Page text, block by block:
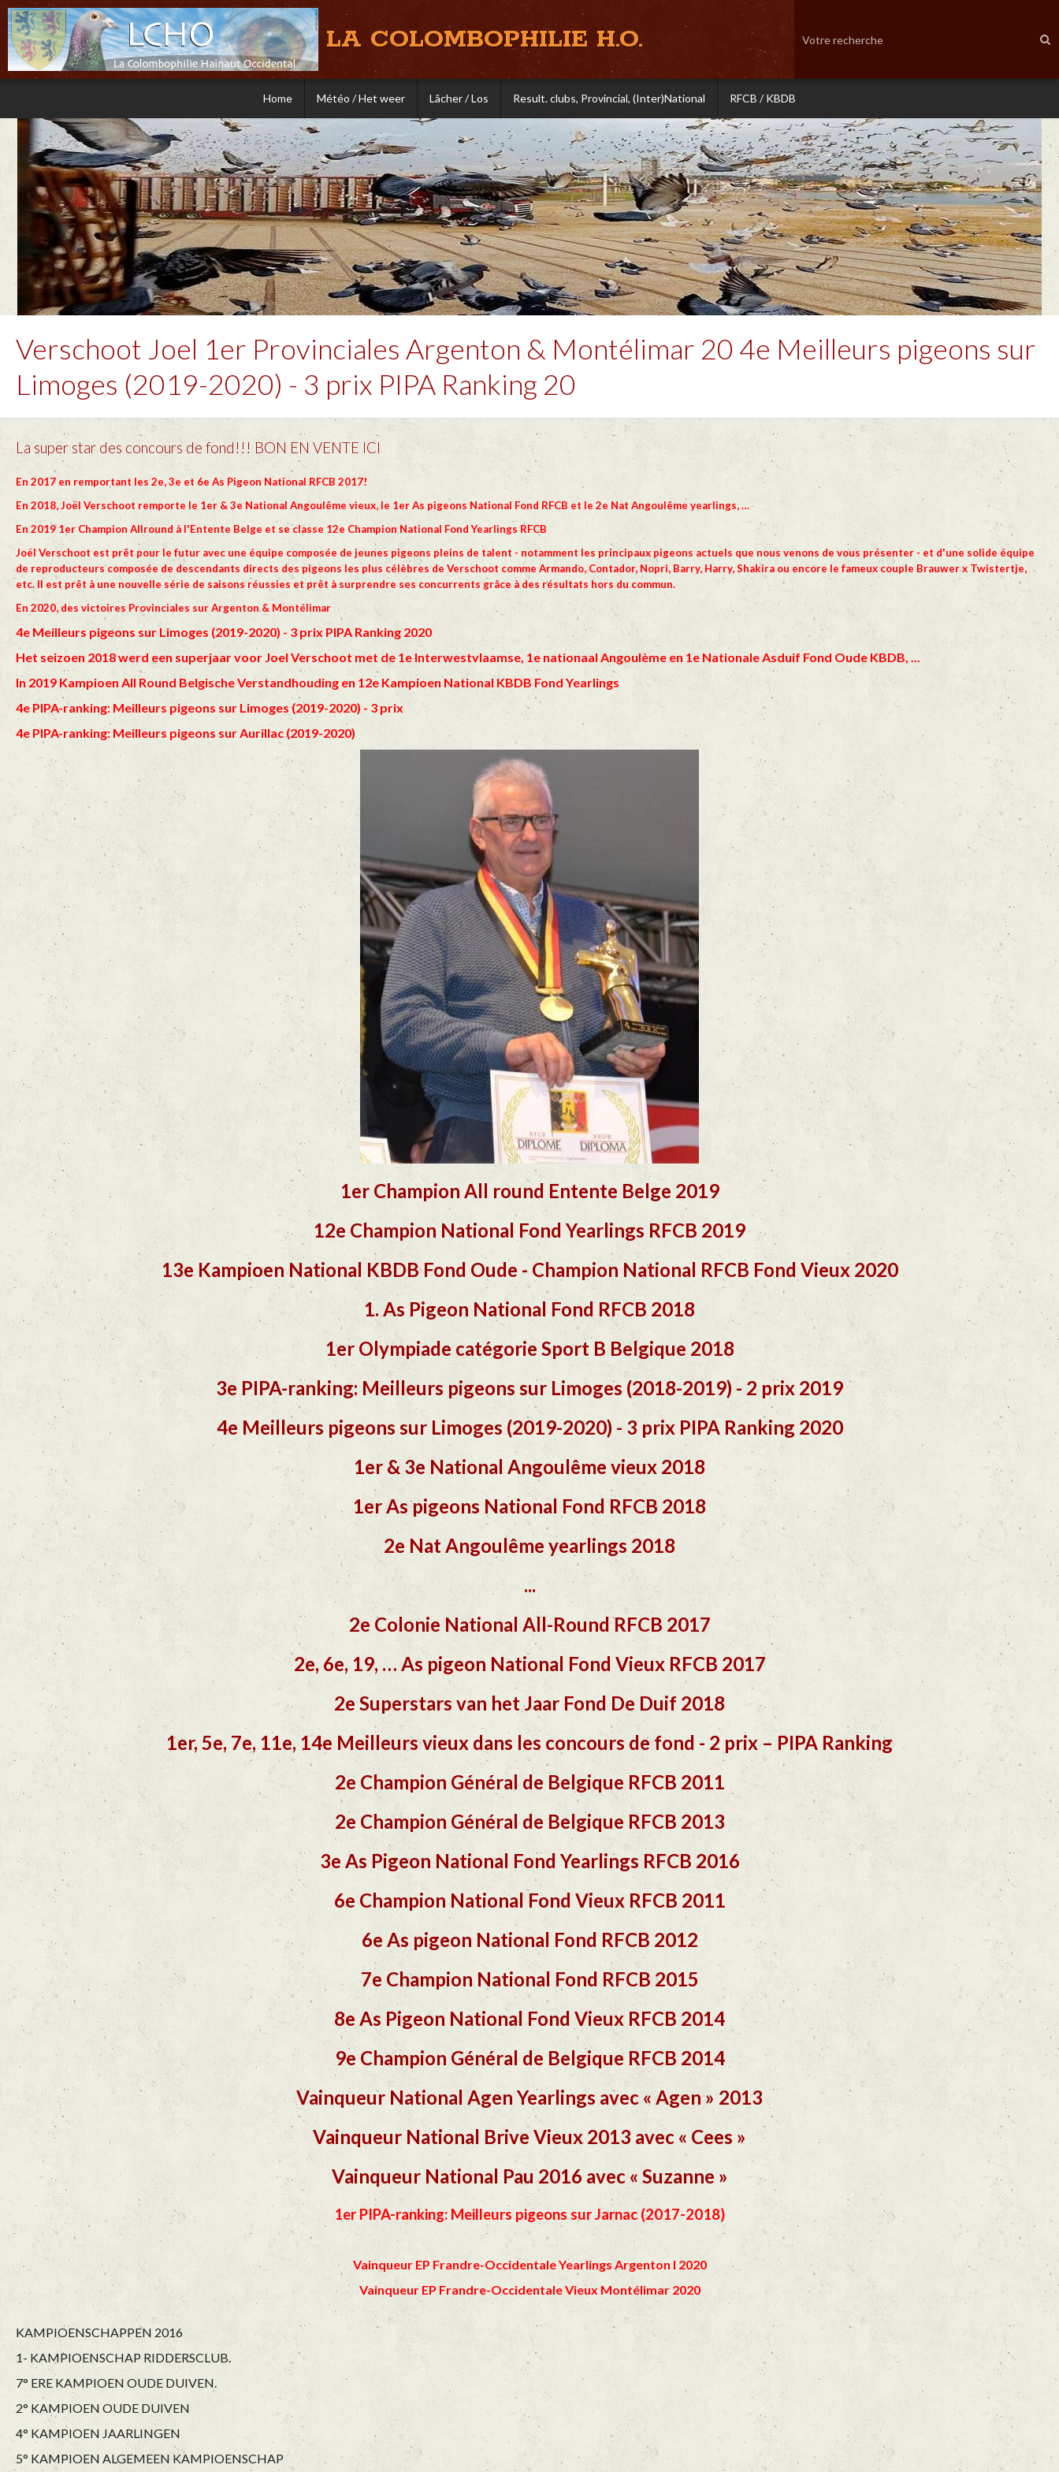
LA COLOMBOPHILIE H.O.
Home Météo / Het weer Lâcher / Los Result. clubs, Provincial, (Inter)National RFCB / KBDB
Verschoot Joel 1er Provinciales Argenton & Montélimar 20 4e Meilleurs pigeons sur
Limoges (2019-2020) - 3 prix PIPA Ranking 20
La super star des concours de fond!!! BON EN VENTE ICI
En 2017 en remportant les 2e, 3e et 6e As Pigeon National RFCB 2017!
En 2018, Joël Verschoot remporte le 1er & 3e National Angoulême vieux, le 1er As pigeons National Fond RFCB et le 2e Nat Angoulême yearlings, …
En 2019 1er Champion Allround à l'Entente Belge et se classe 12e Champion National Fond Yearlings RFCB
Joël Verschoot est prêt pour le futur avec une équipe composée de jeunes pigeons pleins de talent - notamment les principaux pigeons actuels que nous venons de vous présenter - et d'une solide équipe
de reproducteurs composée de descendants directs des pigeons les plus célèbres de Verschoot comme Armando, Contador, Nopri, Barry, Harry, Shakira ou encore le fameux couple Brauwer x Twistertje,
etc. Il est prêt à une nouvelle série de saisons réussies et prêt à surprendre ses concurrents grâce à des résultats hors du commun.
En 2020, des victoires Provinciales sur Argenton & Montélimar
4e Meilleurs pigeons sur Limoges (2019-2020) - 3 prix PIPA Ranking 2020
Het seizoen 2018 werd een superjaar voor Joel Verschoot met de 1e Interwestvlaamse, 1e nationaal Angoulème en 1e Nationale Asduif Fond Oude KBDB, ...
In 2019 Kampioen All Round Belgische Verstandhouding en 12e Kampioen National KBDB Fond Yearlings
4e PIPA-ranking: Meilleurs pigeons sur Limoges (2019-2020) - 3 prix
4e PIPA-ranking: Meilleurs pigeons sur Aurillac (2019-2020)
1er Champion All round Entente Belge 2019
12e Champion National Fond Yearlings RFCB 2019
13e Kampioen National KBDB Fond Oude - Champion National RFCB Fond Vieux 2020
1. As Pigeon National Fond RFCB 2018
1er Olympiade catégorie Sport B Belgique 2018
3e PIPA-ranking: Meilleurs pigeons sur Limoges (2018-2019) - 2 prix 2019
4e Meilleurs pigeons sur Limoges (2019-2020) - 3 prix PIPA Ranking 2020
1er & 3e National Angoulême vieux 2018
1er As pigeons National Fond RFCB 2018
2e Nat Angoulême yearlings 2018
...
2e Colonie National All-Round RFCB 2017
2e, 6e, 19, … As pigeon National Fond Vieux RFCB 2017
2e Superstars van het Jaar Fond De Duif 2018
1er, 5e, 7e, 11e, 14e Meilleurs vieux dans les concours de fond - 2 prix – PIPA Ranking
2e Champion Général de Belgique RFCB 2011
2e Champion Général de Belgique RFCB 2013
3e As Pigeon National Fond Yearlings RFCB 2016
6e Champion National Fond Vieux RFCB 2011
6e As pigeon National Fond RFCB 2012
7e Champion National Fond RFCB 2015
8e As Pigeon National Fond Vieux RFCB 2014
9e Champion Général de Belgique RFCB 2014
Vainqueur National Agen Yearlings avec « Agen » 2013
Vainqueur National Brive Vieux 2013 avec « Cees »
Vainqueur National Pau 2016 avec « Suzanne »
1er PIPA-ranking: Meilleurs pigeons sur Jarnac (2017-2018)
Vainqueur EP Frandre-Occidentale Yearlings Argenton I 2020
Vainqueur EP Frandre-Occidentale Vieux Montélimar 2020
KAMPIOENSCHAPPEN 2016
1- KAMPIOENSCHAP RIDDERSCLUB.
7° ERE KAMPIOEN OUDE DUIVEN.
2° KAMPIOEN OUDE DUIVEN
4° KAMPIOEN JAARLINGEN
5° KAMPIOEN ALGEMEEN KAMPIOENSCHAP